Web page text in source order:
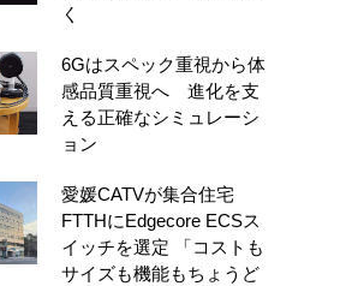
く
6Gはスペック重視から体
感品質重視へ 進化を支
える正確なシミュレーシ
ョン
愛媛CATVが集合住宅
FTTHにEdgecore ECSス
イッチを選定 「コストも
サイズも機能もちょうど